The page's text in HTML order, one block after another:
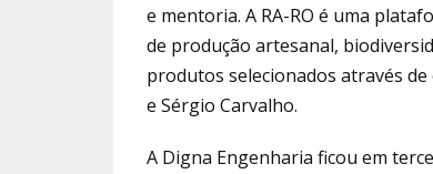
e mentoria. A RA-RO é uma
de produção artesanal,
produtos selecionados através
e Sérgio Carvalho.
A Digna Engenharia ficou em